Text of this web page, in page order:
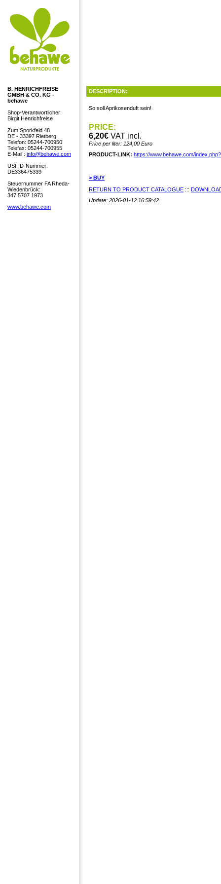
B. HENRICHFREISE
GMBH & CO. KG -
behawe
Shop-Verantwortlicher:
Birgit Henrichfreise
Zum Sporkfeld 48
DE - 33397 Rietberg
Telefon: 05244-700950
Telefax: 05244-700955
E-Mail : info@behawe.com
USt-ID-Nummer:
DE336475339
Steuernummer FA Rheda-
Wiedenbrück:
347 5707 1973
www.behawe.com
DESCRIPTION:
So soll Aprikosenduft sein!
PRICE:
6,20€ VAT incl.
Price per liter: 124,00 Euro
PRODUCT-LINK: https://www.behawe.com/
> BUY
RETURN TO PRODUCT CATALOGUE :::
Update: 2026-01-12 16:59:42